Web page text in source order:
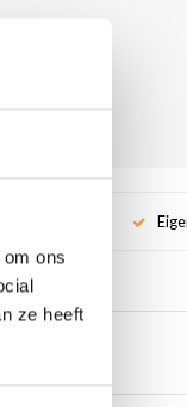
ons
ze heeft